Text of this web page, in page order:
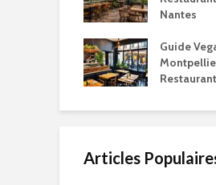
Nantes
Guide
Articles